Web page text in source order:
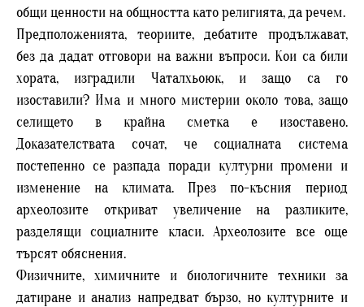
общи ценности на общността като религията, да речем.
Предположенията, теориите, дебатите продължават,
без да дадат отговори на важни въпроси. Кои са били
хората, изградили Чаталхьоюк, и защо са го
изоставили? Има и много мистерии около това, защо
селището в крайна сметка е изоставено.
Доказателствата сочат, че социалната система
постепенно се разпада поради културни промени и
изменение на климата. През по-късния период
археолозите откриват увеличение на разликите,
разделящи социалните класи. Археолозите все още
търсят обяснения.
Физичните, химичните и биологичните техники за
датиране и анализ напредват бързо, но културните и